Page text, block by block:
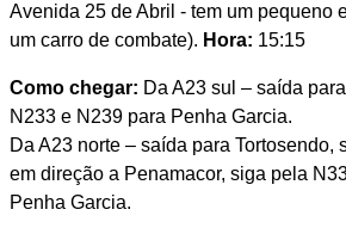
Avenida 25 de Abril - tem um pequeno
um carro de combate). Hora: 15:15
Como chegar: Da A23 sul – saída
N233 e N239 para Penha Garcia.
Da A23 norte – saída para Tortosendo,
em direção a Penamacor, siga pela
Penha Garcia.